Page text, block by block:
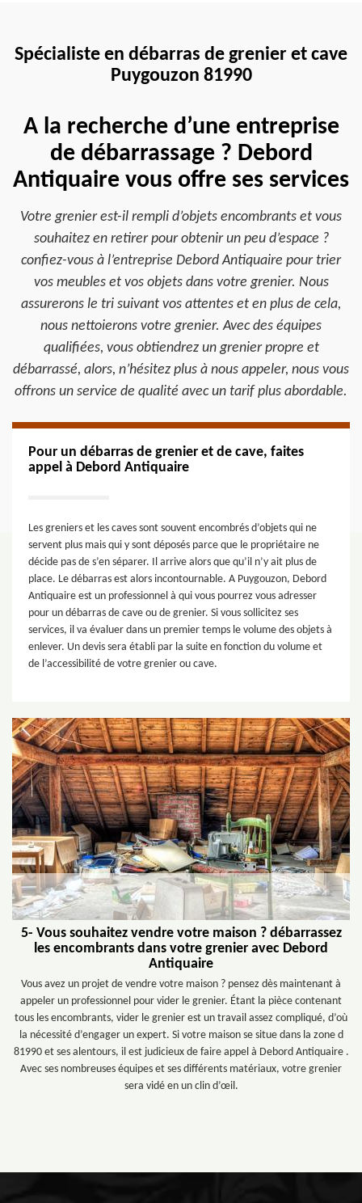
Spécialiste en débarras de grenier et cave
Puygouzon 81990
A la recherche d’une entreprise
de débarrassage ? Debord
Antiquaire vous offre ses services
Votre grenier est-il rempli d’objets encombrants et vous
souhaitez en retirer pour obtenir un peu d’espace ?
confiez-vous à l’entreprise Debord Antiquaire pour trier
vos meubles et vos objets dans votre grenier. Nous
assurerons le tri suivant vos attentes et en plus de cela,
nous nettoierons votre grenier. Avec des équipes
qualifiées, vous obtiendrez un grenier propre et
débarrassé, alors, n’hésitez plus à nous appeler, nous vous
offrons un service de qualité avec un tarif plus abordable.
Pour un débarras de grenier et de cave, faites
appel à Debord Antiquaire
Les greniers et les caves sont souvent encombrés d’objets qui ne
servent plus mais qui y sont déposés parce que le propriétaire ne
décide pas de s’en séparer. Il arrive alors que qu’il n’y ait plus de
place. Le débarras est alors incontournable. A Puygouzon, Debord
Antiquaire est un professionnel à qui vous pourrez vous adresser
pour un débarras de cave ou de grenier. Si vous sollicitez ses
services, il va évaluer dans un premier temps le volume des objets à
enlever. Un devis sera établi par la suite en fonction du volume et
de l’accessibilité de votre grenier ou cave.
5- Vous souhaitez vendre votre maison ? débarrassez
les encombrants dans votre grenier avec Debord
Antiquaire
Vous avez un projet de vendre votre maison ? pensez dès maintenant à
appeler un professionnel pour vider le grenier. Étant la pièce contenant
tous les encombrants, vider le grenier est un travail assez compliqué, d’où
la nécessité d’engager un expert. Si votre maison se situe dans la zone d
81990 et ses alentours, il est judicieux de faire appel à Debord Antiquaire .
Avec ses nombreuses équipes et ses différents matériaux, votre grenier
sera vidé en un clin d’œil.